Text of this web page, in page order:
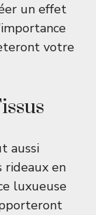
un effet
votre
aussi
rideaux en
luxueuse